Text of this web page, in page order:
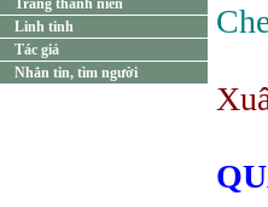
Trang thanh niên
Linh tinh
Tác giả
Nhắn tin, tìm người